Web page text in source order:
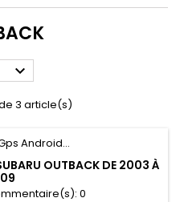

3 article(s)
OUTBACK DE 2003 À
0